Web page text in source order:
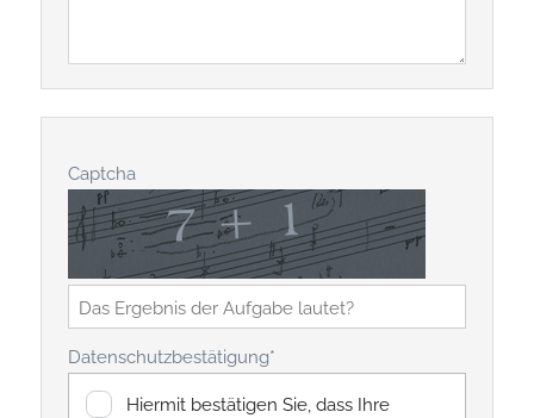
Captcha
Datenschutzbestätigung*
Hiermit bestätigen Sie, dass Ihre